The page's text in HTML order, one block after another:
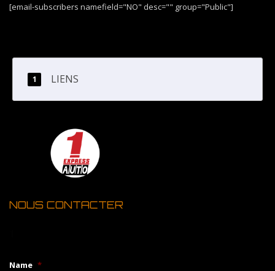
[email-subscribers namefield="NO" desc="" group="Public"]
LIENS
NOUS CONTACTER
Name *